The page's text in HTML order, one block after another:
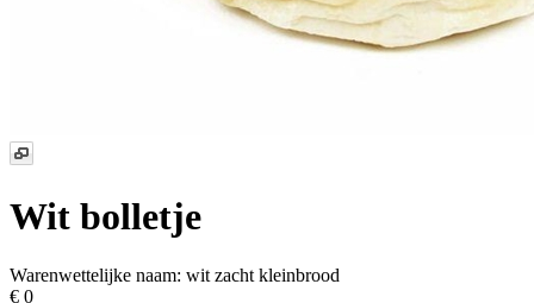
Wit bolletje
Warenwettelijke naam: wit zacht kleinbrood
€ 0